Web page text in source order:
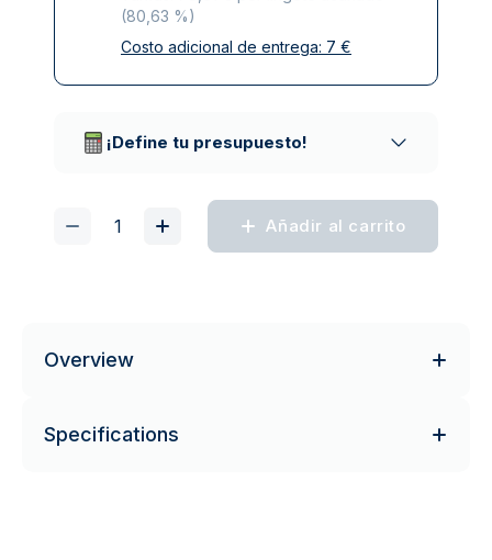
(80,63 %)
Impuestos incluidos
Costo adicional de entrega: 7 €
¡Define tu presupuesto!
Añadir al carrito
Overview
Specifications